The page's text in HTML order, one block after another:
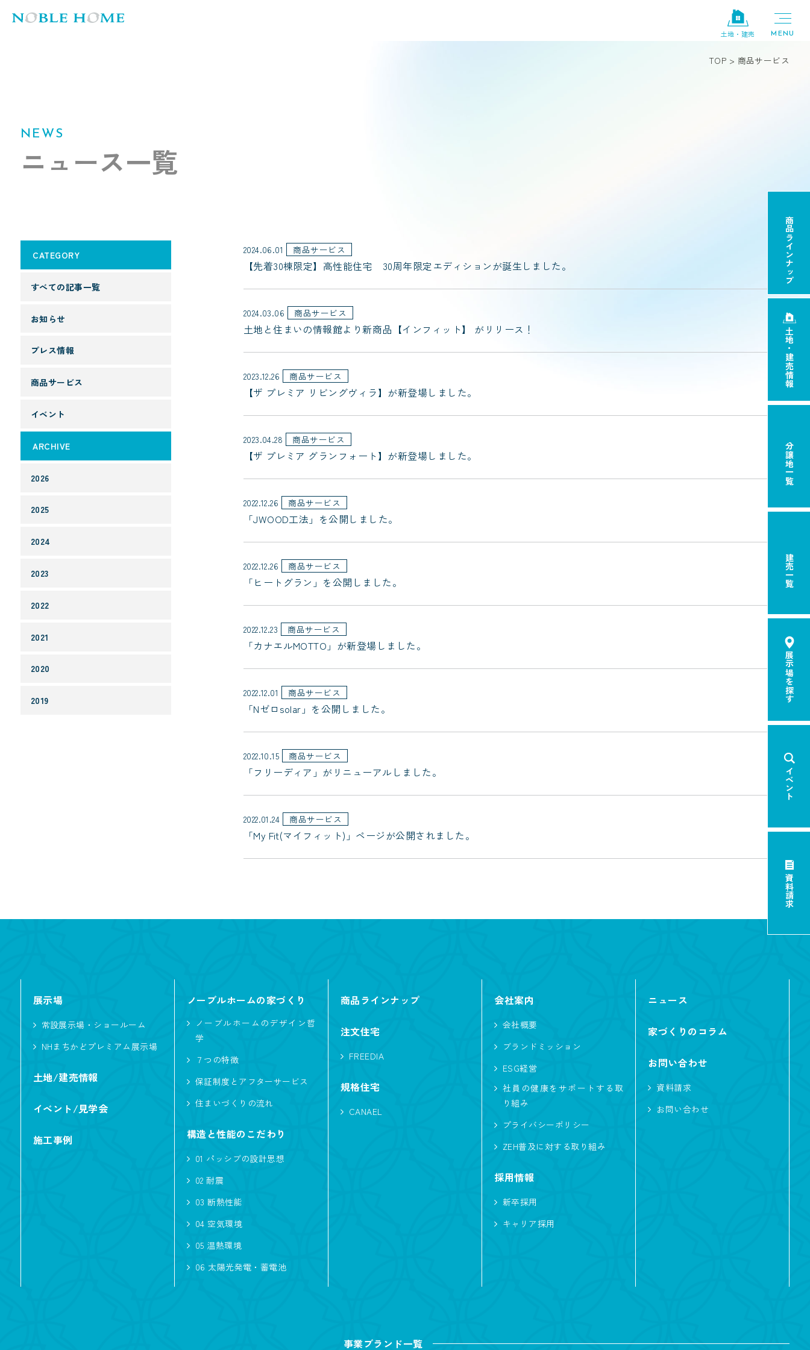
土地・建売
TOP > 商品サービス
NEWS
ニュース一覧
2024.06.01 商品サービス
【先着30棟限定】高性能住宅 30周年限定エディションが誕生しました。
2024.03.06 商品サービス
土地と住まいの情報館より新商品【インフィット】 がリリース！
2023.12.26 商品サービス
【ザ プレミア リビングヴィラ】が新登場しました。
2023.04.28 商品サービス
【ザ プレミア グランフォート】が新登場しました。
2022.12.26 商品サービス
「JWOOD工法」を公開しました。
2022.12.26 商品サービス
「ヒートグラン」を公開しました。
2022.12.23 商品サービス
「カナエルMOTTO」が新登場しました。
2022.12.01 商品サービス
「Nゼロsolar」を公開しました。
2022.10.15 商品サービス
「フリーディア」がリニューアルしました。
2022.01.24 商品サービス
「My Fit(マイフィット)」ページが公開されました。
CATEGORY
すべての記事一覧
お知らせ
プレス情報
商品サービス
イベント
ARCHIVE
2026
2025
2024
2023
2022
2021
2020
2019
展示場
常設展示場・ショールーム
NHまちかどプレミアム展示場
土地/建売情報
イベント/見学会
施工事例
ノーブルホームの家づくり
ノーブルホームのデザイン哲
学
７つの特徴
保証制度とアフターサービス
住まいづくりの流れ
構造と性能のこだわり
01 パッシブの設計思想
02 耐震
03 断熱性能
04 空気環境
05 温熱環境
06 太陽光発電・蓄電池
商品ラインナップ
注文住宅
FREEDIA
規格住宅
CANAEL
会社案内
会社概要
ブランドミッション
ESG経営
社員の健康をサポートする取
り組み
プライバシーポリシー
ZEH普及に対する取り組み
採用情報
新卒採用
キャリア採用
ニュース
家づくりのコラム
お問い合わせ
資料請求
お問い合わせ
事業ブランド一覧
商品ラインナップ
土地・建売情報
分譲地一覧
建売一覧
展示場を探す
イベント
資料請求